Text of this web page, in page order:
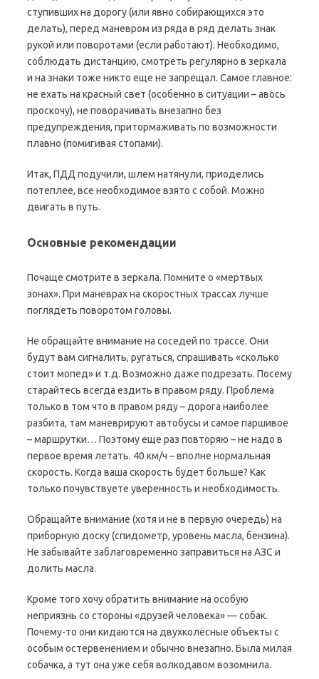
ступивших на дорогу (или явно собирающихся это
делать), перед маневром из ряда в ряд делать знак
рукой или поворотами (если работают). Необходимо,
соблюдать дистанцию, смотреть регулярно в зеркала
и на знаки тоже никто еще не запрещал. Самое главное:
не ехать на красный свет (особенно в ситуации – авось
проскочу), не поворачивать внезапно без
предупреждения, притормаживать по возможности
плавно (помигивая стопами).
Итак, ПДД подучили, шлем натянули, приоделись
потеплее, все необходимое взято с собой. Можно
двигать в путь.
Основные рекомендации
Почаще смотрите в зеркала. Помните о «мертвых
зонах». При маневрах на скоростных трассах лучше
поглядеть поворотом головы.
Не обращайте внимание на соседей по трассе. Они
будут вам сигналить, ругаться, спрашивать «сколько
стоит мопед» и т.д. Возможно даже подрезать. Посему
старайтесь всегда ездить в правом ряду. Проблема
только в том что в правом ряду – дорога наиболее
разбита, там маневрируют автобусы и самое паршивое
– маршрутки… Поэтому еще раз повторяю – не надо в
первое время летать. 40 км/ч – вполне нормальная
скорость. Когда ваша скорость будет больше? Как
только почувствуете уверенность и необходимость.
Обращайте внимание (хотя и не в первую очередь) на
приборную доску (спидометр, уровень масла, бензина).
Не забывайте заблаговременно заправиться на АЗС и
долить масла.
Кроме того хочу обратить внимание на особую
неприязнь со стороны «друзей человека» — собак.
Почему-то они кидаются на двухколёсные объекты с
особым остервенением и обычно внезапно. Была милая
собачка, а тут она уже себя волкодавом возомнила.